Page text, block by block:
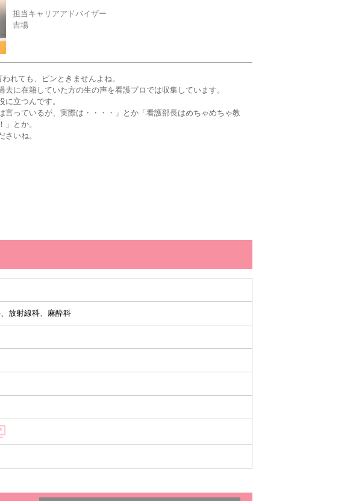
担当キャリアアドバイザー
吉場
れても、ピンときませんよね。
去に在籍していた方の生の声を看護プロでは収集しています。
に立つんです。
言っているが、実際は・・・・」とか「看護部長はめちゃめちゃ教
とか。
さいね。
放射線科、麻酔科